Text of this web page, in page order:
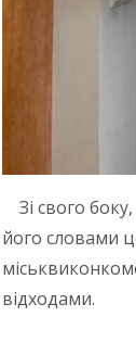
Зі свого
його словами
відходами.